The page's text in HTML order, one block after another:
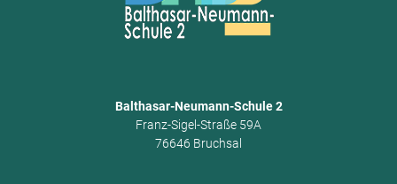
Balthasar-Neumann-Schule 2
Franz-Sigel-Straße 59A
76646 Bruchsal